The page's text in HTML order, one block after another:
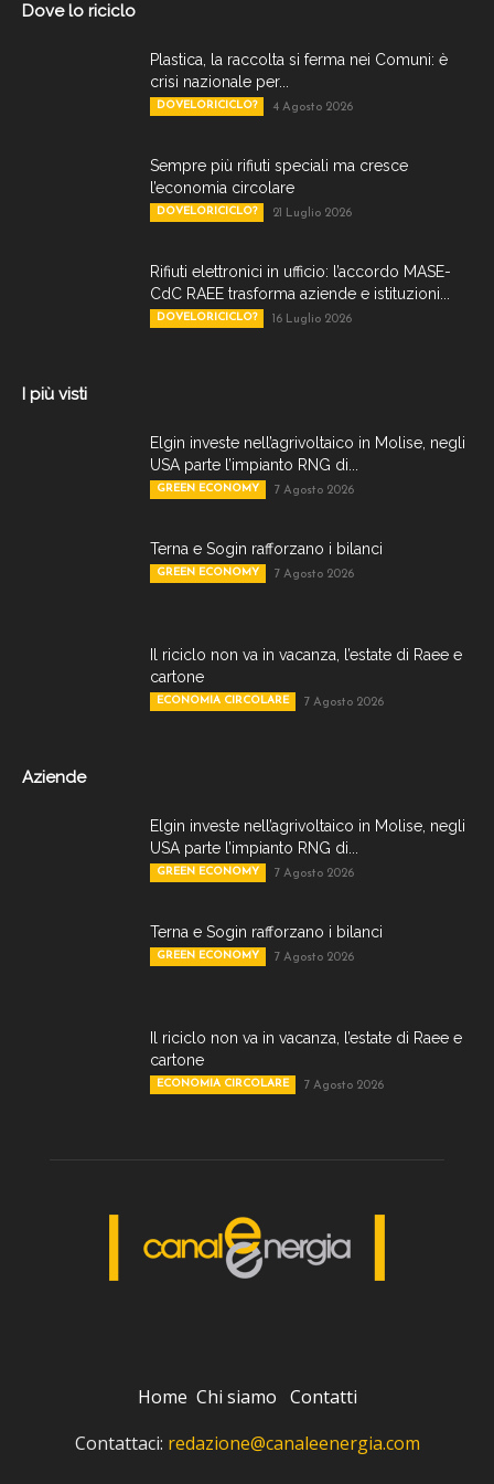
Dove lo riciclo
Plastica, la raccolta si ferma nei Comuni: è
crisi nazionale per...
DOVELORICICLO? 4 Agosto 2026
Sempre più rifiuti speciali ma cresce
l’economia circolare
DOVELORICICLO? 21 Luglio 2026
Rifiuti elettronici in ufficio: l’accordo MASE-
CdC RAEE trasforma aziende e istituzioni...
DOVELORICICLO? 16 Luglio 2026
I più visti
Elgin investe nell’agrivoltaico in Molise, negli
USA parte l’impianto RNG di...
GREEN ECONOMY 7 Agosto 2026
Terna e Sogin rafforzano i bilanci
GREEN ECONOMY 7 Agosto 2026
Il riciclo non va in vacanza, l’estate di Raee e
cartone
ECONOMIA CIRCOLARE 7 Agosto 2026
Aziende
Elgin investe nell’agrivoltaico in Molise, negli
USA parte l’impianto RNG di...
GREEN ECONOMY 7 Agosto 2026
Terna e Sogin rafforzano i bilanci
GREEN ECONOMY 7 Agosto 2026
Il riciclo non va in vacanza, l’estate di Raee e
cartone
ECONOMIA CIRCOLARE 7 Agosto 2026
Home Chi siamo Contatti
Contattaci: redazione@canaleenergia.com